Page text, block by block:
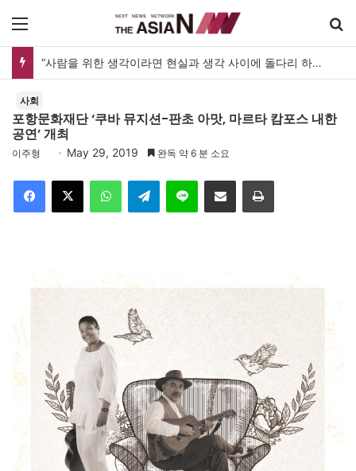
“사람을 위한 생각이라면 현실과 생각 사이에 돌다리 하나는 놓아야 하지 않을까”
사회
포항문화재단 ‘쿠바 뮤지션-판초 아맛, 마르타 캄포스 내한
공연’ 개최
이주형 May 29, 2019 완독 약 6 분 소요
Telegram 이메일